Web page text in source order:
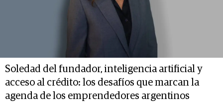
Soledad del fundador, inteligencia artificial y
acceso al crédito: los desafíos que marcan la
agenda de los emprendedores argentinos